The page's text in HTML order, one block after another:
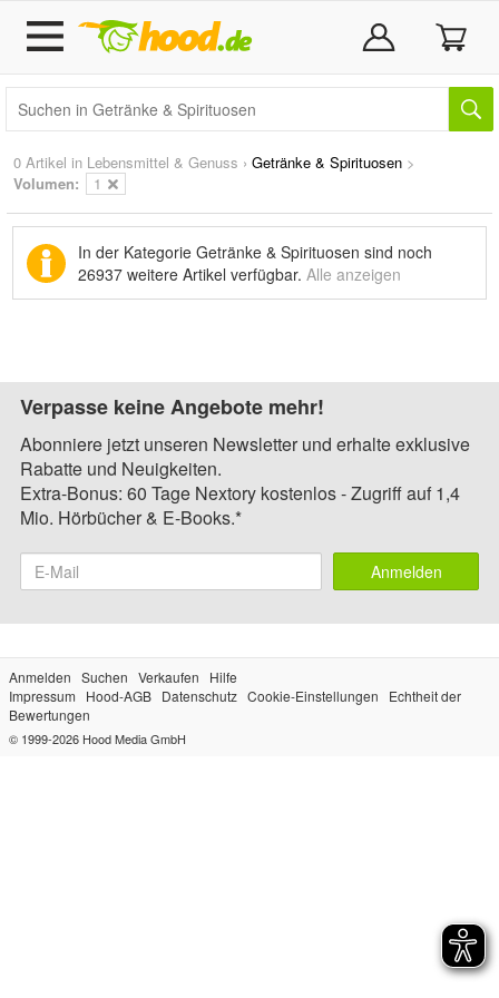
0 Artikel in Lebensmittel & Genuss › Getränke & Spirituosen >
Volumen:
1
In der Kategorie Getränke & Spirituosen sind noch
26937 weitere Artikel verfügbar. Alle anzeigen
Verpasse keine Angebote mehr!
Abonniere jetzt unseren Newsletter und erhalte exklusive
Rabatte und Neuigkeiten.
Extra-Bonus: 60 Tage Nextory kostenlos - Zugriff auf 1,4
Mio. Hörbücher & E-Books.*
Anmelden
Anmelden Suchen Verkaufen
Hilfe
Impressum
Hood-AGB Datenschutz Cookie-Einstellungen
Echtheit der
Bewertungen
© 1999-2026 Hood Media GmbH